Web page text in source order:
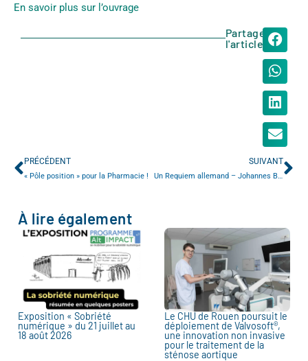
En savoir plus sur l’ouvrage
Partager
l'article
PRÉCÉDENT
« Pôle position » pour la Pharmacie !
SUIVANT
Un Requiem allemand – Johannes Brahms
À lire également
Exposition « Sobriété
numérique » du 21 juillet au
18 août 2026
Le CHU de Rouen poursuit le
déploiement de Valvosoft®,
une innovation non invasive
pour le traitement de la
sténose aortique